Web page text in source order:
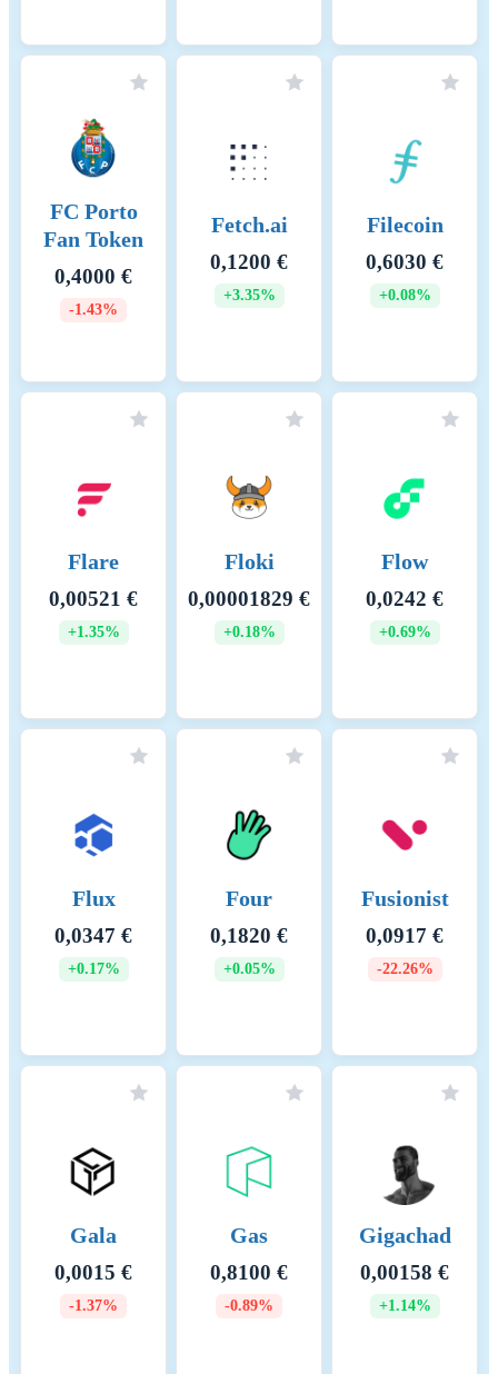
FC Porto
Fan Token
0,4000 €
-1.43%
Fetch.ai
0,1200 €
+3.35%
Filecoin
0,6030 €
+0.08%
Flare
0,00521 €
+1.35%
Floki
0,00001829 €
+0.18%
Flow
0,0242 €
+0.69%
Flux
0,0347 €
+0.17%
Four
0,1820 €
+0.05%
Fusionist
0,0917 €
-22.26%
Gala
0,0015 €
-1.37%
Gas
0,8100 €
-0.89%
Gigachad
0,00158 €
+1.14%